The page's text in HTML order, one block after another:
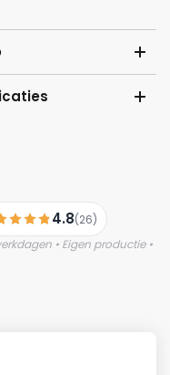
4.8(26)
• Eigen productie •